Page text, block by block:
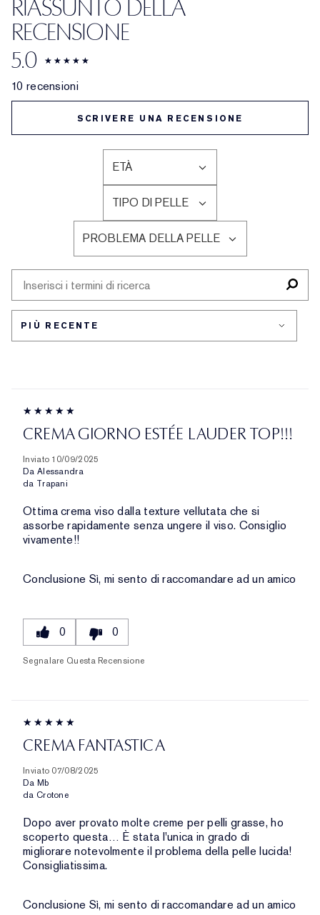
RIASSUNTO DELLA
RECENSIONE
5.0
10 recensioni
SCRIVERE UNA RECENSIONE
ETÀ
FILTRA
LE
RECENSIONI
PER
ETÀ
TIPO DI PELLE
FILTRA
LE
RECENSIONI
PER
TIPO
DI
PELLE
PROBLEMA DELLA PELLE
FILTRA
LE
PER
DELLA
CREMA GIORNO ESTÉE LAUDER TOP!!!
Inviato 10/09/2025
Da Alessandra
da Trapani
Ottima crema viso dalla texture vellutata che si
assorbe rapidamente senza ungere il viso. Consiglio
vivamente!!
Conclusione Sì, mi sento di raccomandare ad un amico
0 0
Segnalare Questa Recensione
CREMA FANTASTICA
Inviato 07/08/2025
Da Mb
da Crotone
Dopo aver provato molte creme per pelli grasse, ho
scoperto questa… È stata l'unica in grado di
migliorare notevolmente il problema della pelle lucida!
Consigliatissima.
Conclusione Sì, mi sento di raccomandare ad un amico